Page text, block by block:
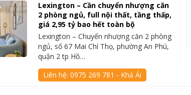
Lexington – Cần chuyển nhượng căn
2 phòng ngủ, full nội thất, tầng thấp,
giá 2,95 tỷ bao hết toàn bộ
Lexington – Chuyển nhượng căn 2 phòng
ngủ, số 67 Mai Chí Thọ, phường An Phú,
quận 2 tp Hồ…
Liên hệ:0975 269 781 - Khả Ái